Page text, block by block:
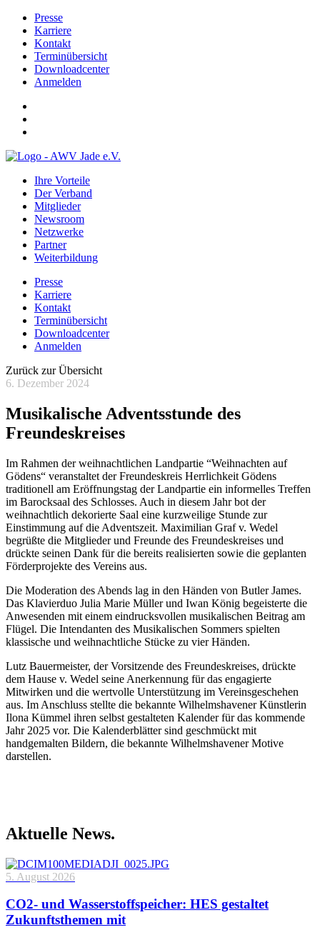
Presse
Karriere
Kontakt
Terminübersicht
Downloadcenter
Anmelden
Ihre Vorteile
Der Verband
Mitglieder
Newsroom
Netzwerke
Partner
Weiterbildung
Presse
Karriere
Kontakt
Terminübersicht
Downloadcenter
Anmelden
Zurück zur Übersicht
6. Dezember 2024
Musikalische Adventsstunde des
Freundeskreises
Im Rahmen der weihnachtlichen Landpartie “Weihnachten auf
Gödens“ veranstaltet der Freundeskreis Herrlichkeit Gödens
traditionell am Eröffnungstag der Landpartie ein informelles Treffen
im Barocksaal des Schlosses. Auch in diesem Jahr bot der
weihnachtlich dekorierte Saal eine kurzweilige Stunde zur
Einstimmung auf die Adventszeit. Maximilian Graf v. Wedel
begrüßte die Mitglieder und Freunde des Freundeskreises und
drückte seinen Dank für die bereits realisierten sowie die geplanten
Förderprojekte des Vereins aus.
Die Moderation des Abends lag in den Händen von Butler James.
Das Klavierduo Julia Marie Müller und Iwan König begeisterte die
Anwesenden mit einem eindrucksvollen musikalischen Beitrag am
Flügel. Die Intendanten des Musikalischen Sommers spielten
klassische und weihnachtliche Stücke zu vier Händen.
Lutz Bauermeister, der Vorsitzende des Freundeskreises, drückte
dem Hause v. Wedel seine Anerkennung für das engagierte
Mitwirken und die wertvolle Unterstützung im Vereinsgeschehen
aus. Im Anschluss stellte die bekannte Wilhelmshavener Künstlerin
Ilona Kümmel ihren selbst gestalteten Kalender für das kommende
Jahr 2025 vor. Die Kalenderblätter sind geschmückt mit
handgemalten Bildern, die bekannte Wilhelmshavener Motive
darstellen.
Aktuelle News.
5. August 2026
CO2- und Wasserstoffspeicher: HES gestaltet
Zukunftsthemen mit